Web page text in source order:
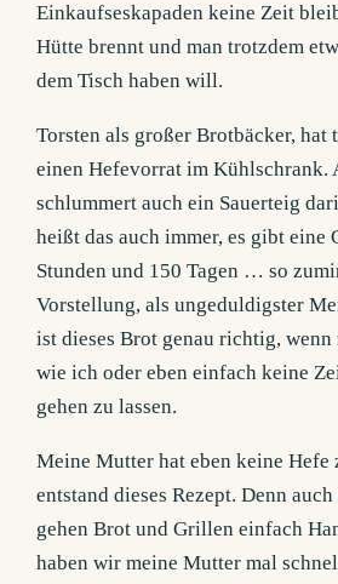
Einkaufseskapaden keine Zeit
Hütte brennt und man trotzdem
dem Tisch haben will.
Torsten als großer Brotbäcker, hat
einen Hefevorrat im Kühlschrank.
schlummert auch ein Sauerteig
heißt das auch immer, es gibt eine
Stunden und 150 Tagen … so
Vorstellung, als ungeduldigster
ist dieses Brot genau richtig,
wie ich oder eben einfach keine
gehen zu lassen.
Meine Mutter hat eben keine Hefe
entstand dieses Rezept. Denn
gehen Brot und Grillen einfach
haben wir meine Mutter mal